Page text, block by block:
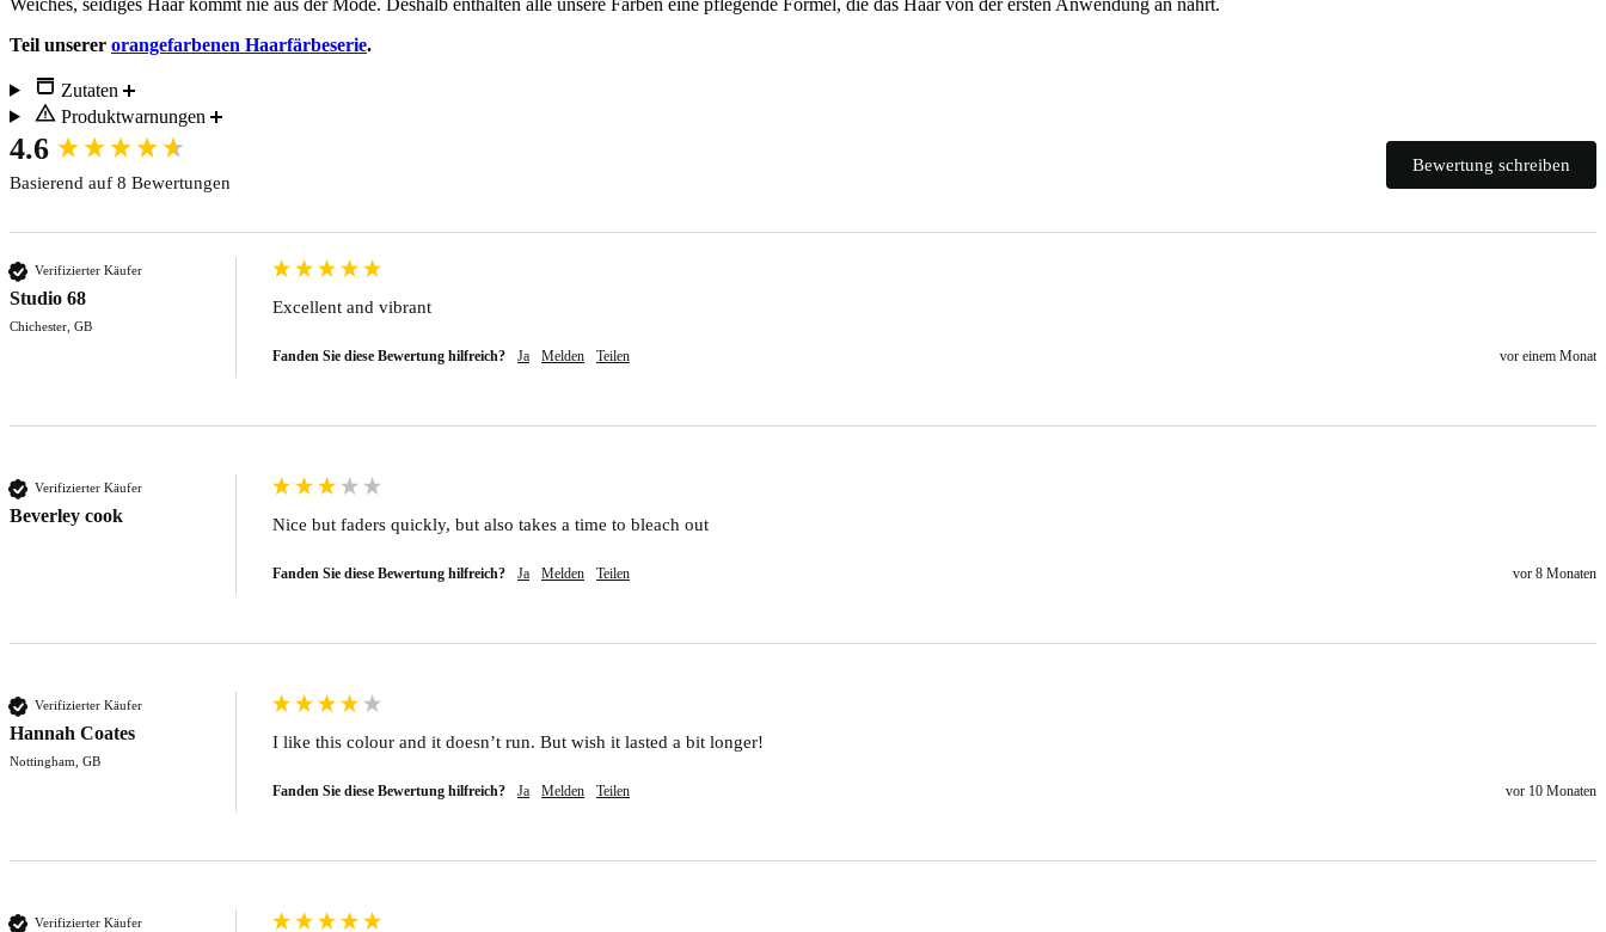
Teil unserer orangefarbenen Haarfärbeserie.
Zutaten
Produktwarnungen
4.6
Basierend auf 8 Bewertungen
Bewertung schreiben
Verifizierter Käufer
Studio 68
Chichester, GB
Excellent and vibrant
Fanden Sie diese Bewertung hilfreich? Ja Melden Teilen vor einem Monat
Verifizierter Käufer
Beverley cook Nice but faders quickly, but also takes a time to bleach out
Fanden Sie diese Bewertung hilfreich? Ja Melden Teilen vor 8 Monaten
Verifizierter Käufer
Hannah Coates
Nottingham, GB
I like this colour and it doesn’t run. But wish it lasted a bit longer!
Fanden Sie diese Bewertung hilfreich? Ja Melden Teilen vor 10 Monaten
Verifizierter Käufer
New content loaded